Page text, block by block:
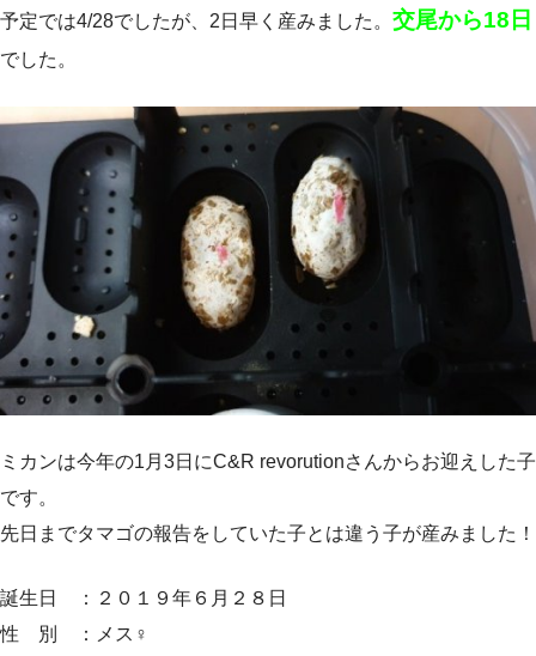
予定では4/28でしたが、2日早く産みました。 交尾から18日
でした。
ミカンは今年の1月3日にC&R revorutionさんからお迎えした子
です。
先日までタマゴの報告をしていた子とは違う子が産みました！
誕生日 ：２０１９年６月２８日
性 別 ：メス♀